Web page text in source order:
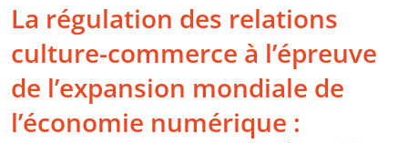
La régulation des relations
culture-commerce à l’épreuve
de l’expansion mondiale de
l’économie numérique :